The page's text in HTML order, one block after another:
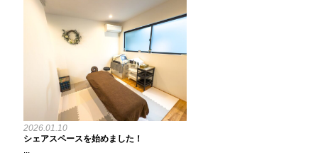
2026.01.10
シェアスペースを始めました！
...